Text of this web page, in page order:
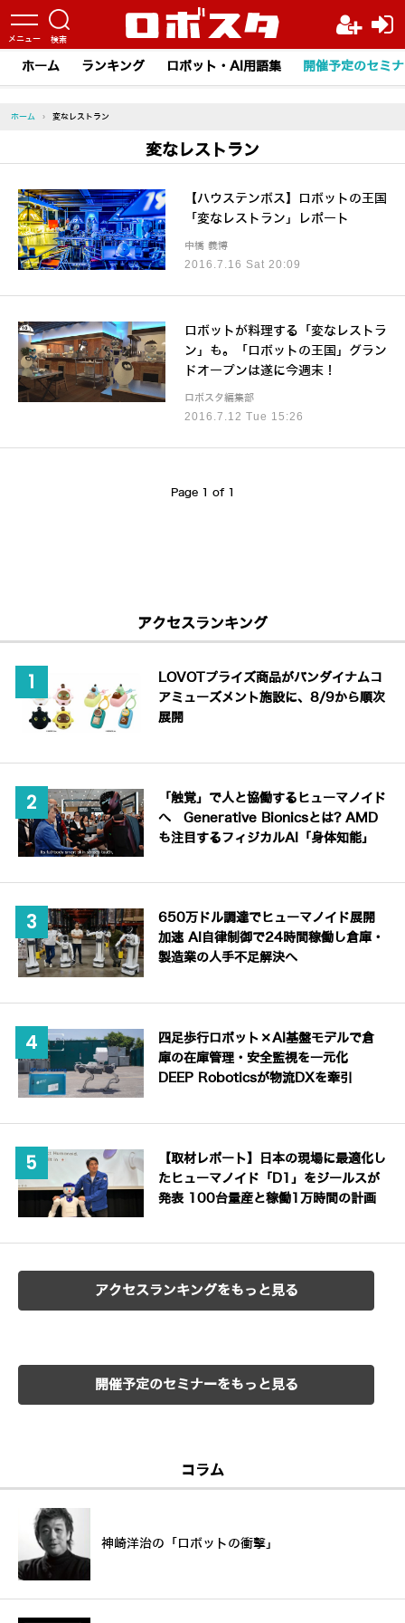
ホーム ランキング ロボット・AI用語集 開催予定のセミ
ホーム › 変なレストラン
変なレストラン
2016.7.16 Sat 20:09
【ハウステンボス】ロボットの王国
「変なレストラン」レポート
中橋 義博
2016.7.12 Tue 15:26
ロボットが料理する「変なレストラ
ン」も。「ロボットの王国」グラン
ドオープンは遂に今週末！
ロボスタ編集部
Page 1 of 1
アクセスランキング
LOVOTプライズ商品がバンダイナムコ
アミューズメント施設に、8/9から順次
展開
「触覚」で人と協働するヒューマノイド
へ Generative Bionicsとは? AMD
も注目するフィジカルAI「身体知能」
650万ドル調達でヒューマノイド展開
加速 AI自律制御で24時間稼働し倉庫・
製造業の人手不足解決へ
四足歩行ロボット×AI基盤モデルで倉
庫の在庫管理・安全監視を一元化
DEEP Roboticsが物流DXを牽引
【取材レポート】日本の現場に最適化し
たヒューマノイド「D1」をジールスが
発表 100台量産と稼働1万時間の計画
アクセスランキングをもっと見る
開催予定のセミナーをもっと見る
コラム
神崎洋治の「ロボットの衝撃」